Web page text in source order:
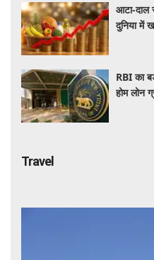
आटा-
दुनिया में
RBI का
होम लोन
Travel